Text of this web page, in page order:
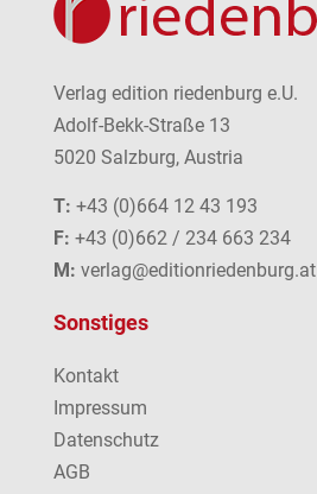
Verlag edition riedenburg e.U.
Adolf-Bekk-Straße 13
5020 Salzburg, Austria
T: +43 (0)664 12 43 193
F: +43 (0)662 / 234 663 234
M: verlag@editionriedenburg.at
Sonstiges
Kontakt
Impressum
Datenschutz
AGB